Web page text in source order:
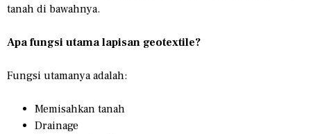
tanah di bawahnya.
Apa fungsi utama lapisan geotextile?
Fungsi utamanya adalah:
Memisahkan tanah
Drainage